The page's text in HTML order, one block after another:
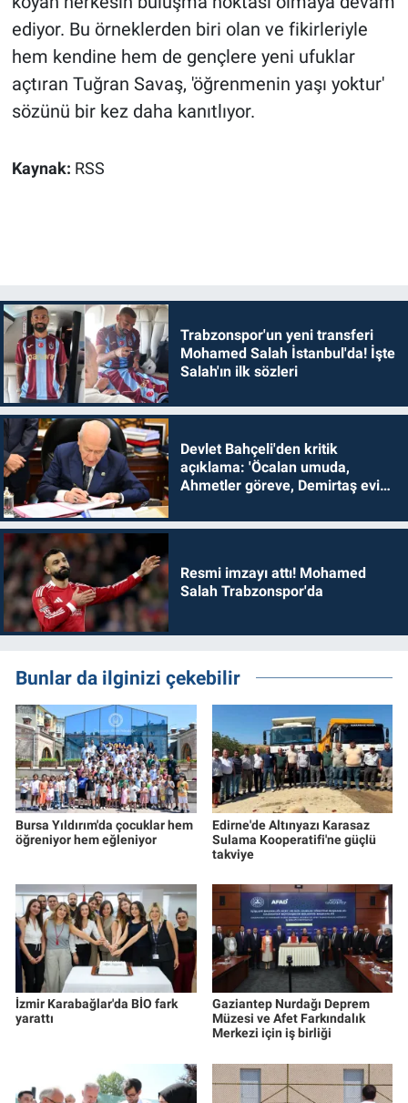
ediyor. Bu örneklerden biri olan ve fikirleriyle
hem kendine hem de gençlere yeni ufuklar
açtıran Tuğran Savaş, 'öğrenmenin yaşı yoktur'
sözünü bir kez daha kanıtlıyor.
Kaynak: RSS
Trabzonspor'un yeni transferi
Mohamed Salah İstanbul'da! İşte
Salah'ın ilk sözleri
Devlet Bahçeli'den kritik
açıklama: 'Öcalan umuda,
Ahmetler göreve, Demirtaş evine
Resmi imzayı attı! Mohamed
Salah Trabzonspor'da
Bunlar da ilginizi çekebilir
Bursa Yıldırım'da çocuklar hem
öğreniyor hem eğleniyor
Edirne'de Altınyazı Karasaz
Sulama Kooperatifi'ne güçlü
takviye
İzmir Karabağlar'da BİO fark
yarattı
Gaziantep Nurdağı Deprem
Müzesi ve Afet Farkındalık
Merkezi için iş birliği